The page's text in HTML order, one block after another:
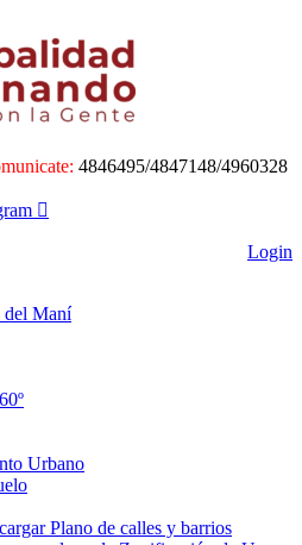
4846495/4847148/4960328
Login
del Maní
Urbano
Plano de calles y barrios